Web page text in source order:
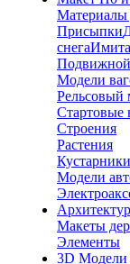
Материалы
Присыпки
снега
Подвижной
Модели
Рельсовый
Стартовые
Строения
Растения
Модели
Макеты
Элементы
3D Модели